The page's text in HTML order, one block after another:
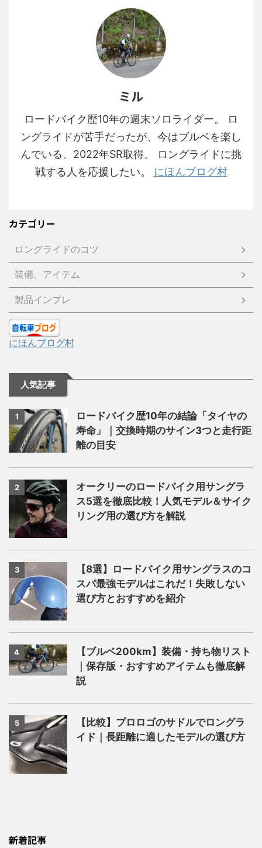
ミル
ロードバイク歴10年の週末ソロライダー。 ロ
ングライドが苦手だったが、今はブルベを楽し
んでいる。2022年SR取得。 ロングライドに挑
戦する人を応援したい。 にほんブログ村
カテゴリー
ロングライドのコツ
装備、アイテム
製品インプレ
にほんブログ村
人気記事
1
ロードバイク歴10年の結論「タイヤの
寿命」｜交換時期のサイン3つと走行距
離の目安
2
オークリーのロードバイク用サングラ
ス5選を徹底比較！人気モデル＆サイク
リング用の選び方を解説
3
【8選】ロードバイク用サングラスのコ
スパ最強モデルはこれだ！失敗しない
選び方とおすすめを紹介
4
【ブルベ200km】装備・持ち物リスト
｜保存版・おすすめアイテムも徹底解
説
5
【比較】プロロゴのサドルでロングラ
イド｜長距離に適したモデルの選び方
新着記事